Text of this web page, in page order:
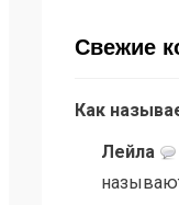
Свежие
Как
Лейла